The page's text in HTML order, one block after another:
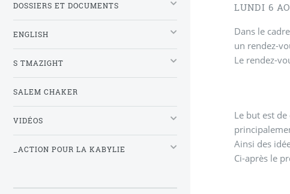
LUNDI 6
Dans le
un rendez-
Le rendez-
Le but est
Ainsi des
Ci-après le
DOSSIERS ET DOCUMENTS
ENGLISH
S TMAZIGHT
SALEM CHAKER
VIDÉOS
_ACTION POUR LA KABYLIE